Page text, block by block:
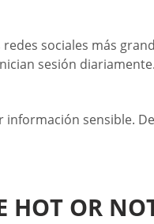
sociales más
sesión
sensible.
HOT OR